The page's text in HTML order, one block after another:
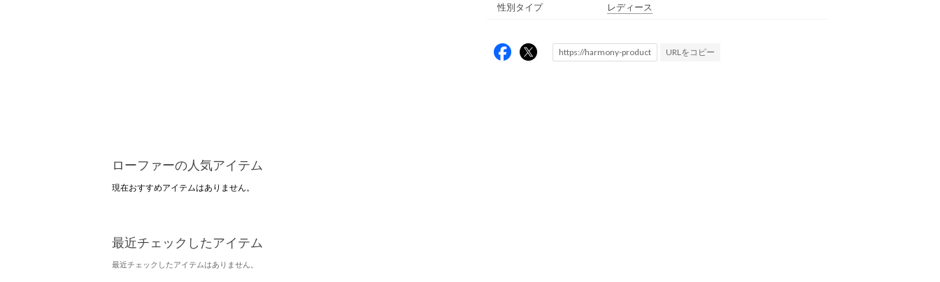
性別タイプ レディース
URLをコピー
ローファーの人気アイテム
現在おすすめアイテムはありません。
最近チェックしたアイテム
最近チェックしたアイテムはありません。